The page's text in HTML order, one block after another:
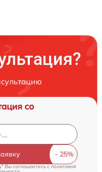
со
Вы соглашаетесь cполитикой